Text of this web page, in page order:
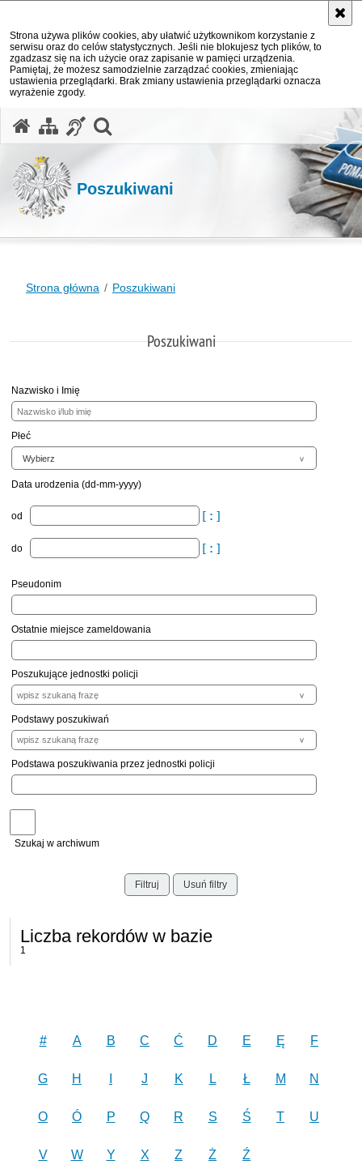
Strona używa plików cookies, aby ułatwić użytkownikom korzystanie z
serwisu oraz do celów statystycznych. Jeśli nie blokujesz tych plików, to
zgadzasz się na ich użycie oraz zapisanie w pamięci urządzenia.
Pamiętaj, że możesz samodzielnie zarządzać cookies, zmieniając
ustawienia przeglądarki. Brak zmiany ustawienia przeglądarki oznacza
wyrażenie zgody.
Poszukiwani
Strona główna Poszukiwani
Poszukiwani
Nazwisko i Imię
Płeć
Data urodzenia (dd-mm-yyyy)
od
do
Pseudonim
Ostatnie miejsce zameldowania
Poszukujące jednostki policji
Podstawy poszukiwań
Podstawa poszukiwania przez jednostki policji
Szukaj w archiwum
Filtruj Usuń filtry
Liczba rekordów w bazie
1
# A B C Ć D E Ę F
G H J K L Ł M N
O Ó P Q R S Ś T U
V W Y X Z Ż Ź